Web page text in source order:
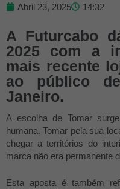
Abril 23, 2025 14:32
A Futurcabo
2025 com a
mais recente
ao público
Janeiro.
A escolha de Tomar
humana. Tomar pela sua
chegar a territórios do
marca não era permanente
Esta aposta é também